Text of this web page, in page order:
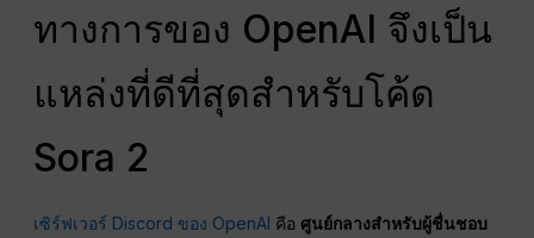
ทางการของ OpenAI จึงเป็น
แหล่งที่ดีที่สุดสำหรับโค้ด
Sora 2
เซิร์ฟเวอร์ Discord ของ OpenAI คือ ศูนย์กลางสำหรับผู้ชื่นชอบ